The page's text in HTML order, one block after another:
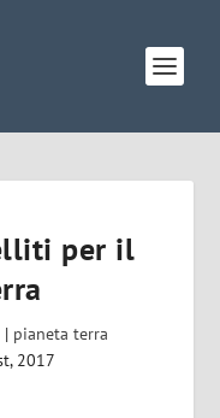
per il
| pianeta terra
2017